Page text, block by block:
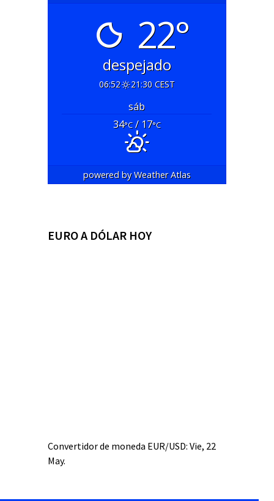
22°
despejado
06:52 21:30 CEST
sáb
34°C/ 17°C
powered byWeather Atlas
EURO A DÓLAR HOY
Convertidor de moneda EUR/USD: Vie, 22
May.